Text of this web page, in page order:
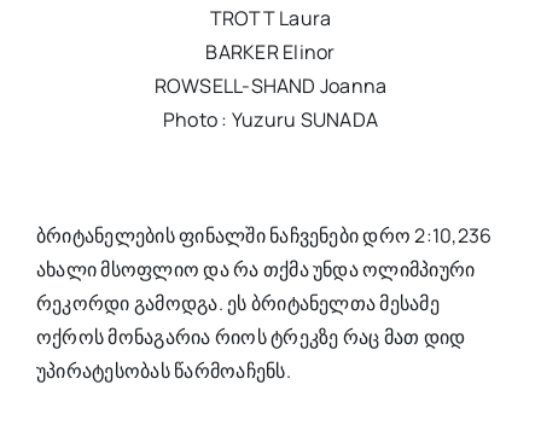
TROTT Laura
BARKER Elinor
ROWSELL-SHAND Joanna
Photo : Yuzuru SUNADA
ბრიტანელების ფინალში ნაჩვენები დრო 2:10,236
ახალი მსოფლიო და რა თქმა უნდა ოლიმპიური
რეკორდი გამოდგა. ეს ბრიტანელთა მესამე
ოქროს მონაგარია რიოს ტრეკზე რაც მათ დიდ
უპირატესობას წარმოაჩენს.